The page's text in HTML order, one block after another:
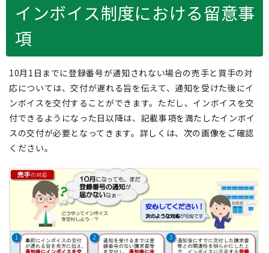
インボイス制度における留意事
項
10月1日までに登録番号が通知されない場合の売手と買手の対
応については、交付が遅れる旨を伝えて、通知を受けた後にイ
ンボイスを交付することができます。ただし、インボイスを交
付できるようになった日以降は、記載事項を満たしたインボイ
スの交付が必要となってきます。詳しくは、次の画像をご確認
ください。